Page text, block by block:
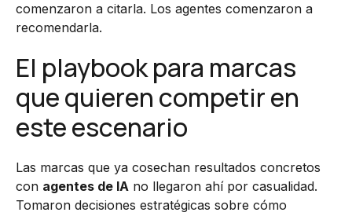
comenzaron a citarla. Los agentes comenzaron a
recomendarla.
El playbook para marcas
que quieren competir en
este escenario
Las marcas que ya cosechan resultados concretos
con agentes de IA no llegaron ahí por casualidad.
Tomaron decisiones estratégicas sobre cómo